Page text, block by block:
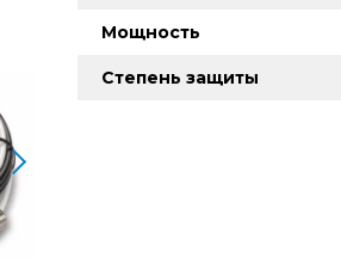
Мощность
Степень защиты